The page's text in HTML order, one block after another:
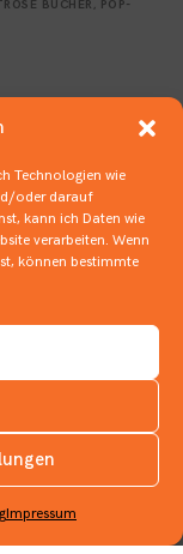
Technologien wie
oder darauf
kann ich Daten wie
verarbeiten. Wenn
können bestimmte
Impressum
BÜCHER , POP-
BÜCHER